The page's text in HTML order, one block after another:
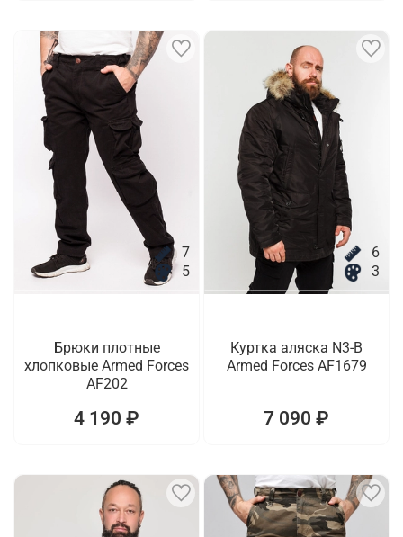
7
5
Брюки плотные
хлопковые Armed Forces
AF202
4 190 ₽
6
3
Куртка аляска N3-B
Armed Forces AF1679
7 090 ₽